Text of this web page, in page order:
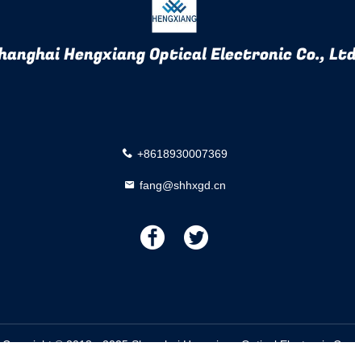
Hengxiang Optical Electronic Co.,
+8618930007369
fang@shhxgd.cn
© 2018 - 2025 Shanghai Hengxiang Optical Electronic